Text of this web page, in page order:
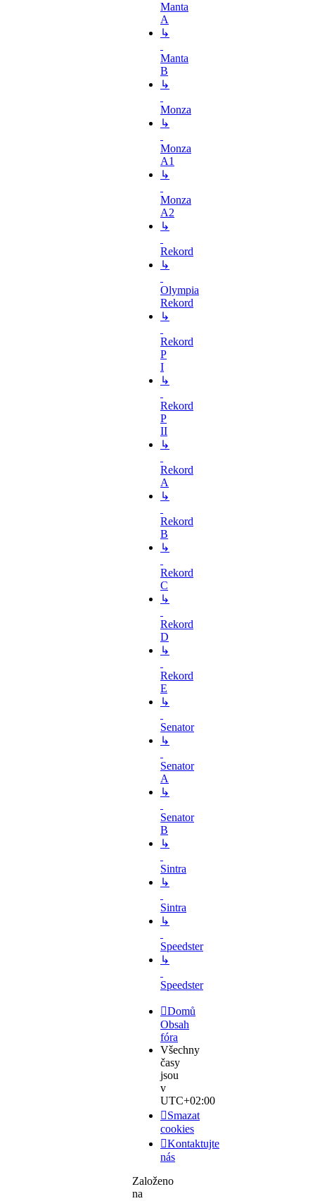
Manta
A
↳
Manta
B
↳
Monza
↳
Monza
A1
↳
Monza
A2
↳
Rekord
↳
Olympia
Rekord
↳
Rekord
P
I
↳
Rekord
P
II
↳
Rekord
A
↳
Rekord
B
↳
Rekord
C
↳
Rekord
D
↳
Rekord
E
↳
Senator
↳
Senator
A
↳
Senator
B
↳
Sintra
↳
Sintra
↳
Speedster
↳
Speedster
Domů
Obsah
fóra
Všechny
časy
jsou
v
UTC+02:00
Smazat
cookies
Kontaktujte
nás
Založeno
na